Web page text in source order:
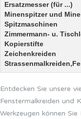
Ersatzmesser (für ...)
Minenspitzer und
Spitzmaschinen
Zimmermann- u.
Kopierstifte
Zeichenkreiden
Entdecken Sie unsere
Fenstermalkreiden und
Werkzeugen können